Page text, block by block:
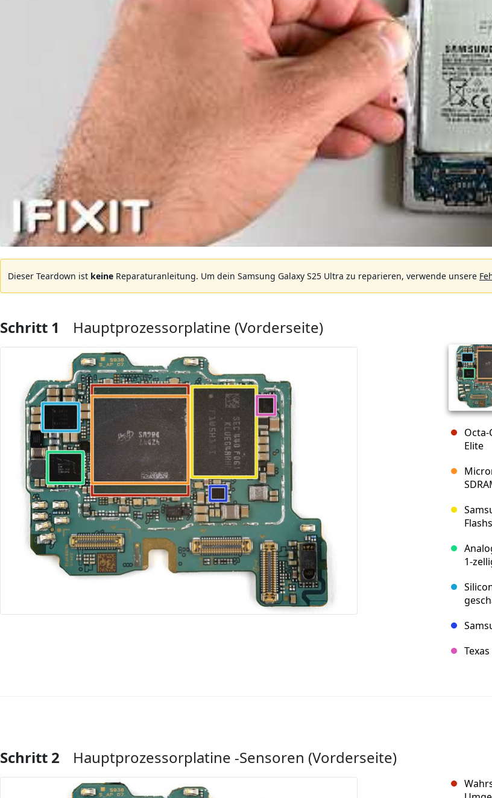
Dieser Teardown ist keine Reparaturanleitung. Um dein Samsung Galaxy S25 Ultra zu reparieren, verwende unsere
Schritt 1 Hauptprozessorplatine (Vorderseite)
Elite
1-
Kommentar hinzufügen
Schritt 2 Hauptprozessorplatine -Sensoren (Vorderseite)